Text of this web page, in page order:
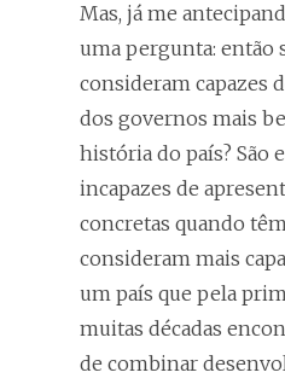
Mas, já me
uma pergunta: então
consideram capazes
dos governos mais
história do país? São
incapazes de
concretas quando
consideram mais
um país que pela
muitas décadas
de combinar